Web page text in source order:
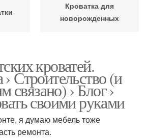
Кроватка для
новорожденных
кроватей.
Строительство (и
связано) › Блог ›
своими руками
я думаю мебель тоже
ремонта.